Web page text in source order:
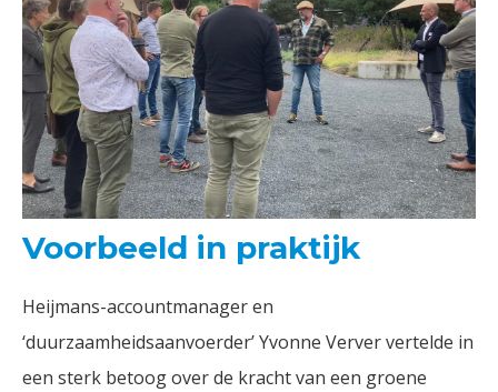
Voorbeeld in praktijk
Heijmans-accountmanager en
‘duurzaamheidsaanvoerder’ Yvonne Verver vertelde in
een sterk betoog over de kracht van een groene